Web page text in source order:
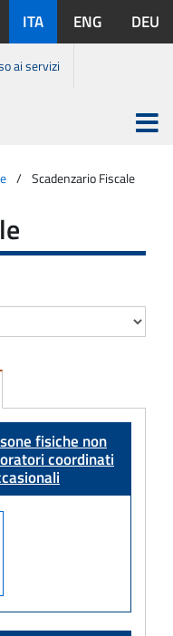
disponibili:
ITA ENG DEU
ai servizi
Apri
menu
Scadenzario Fiscale
fisiche non
coordinati